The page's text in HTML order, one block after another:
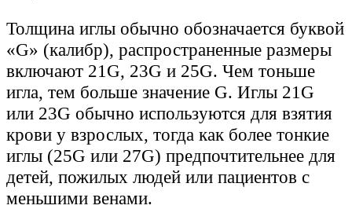
Толщина иглы обычно обозначается буквой
«G» (калибр), распространенные размеры
включают 21G, 23G и 25G. Чем тоньше
игла, тем больше значение G. Иглы 21G
или 23G обычно используются для взятия
крови у взрослых, тогда как более тонкие
иглы (25G или 27G) предпочтительнее для
детей, пожилых людей или пациентов с
меньшими венами.